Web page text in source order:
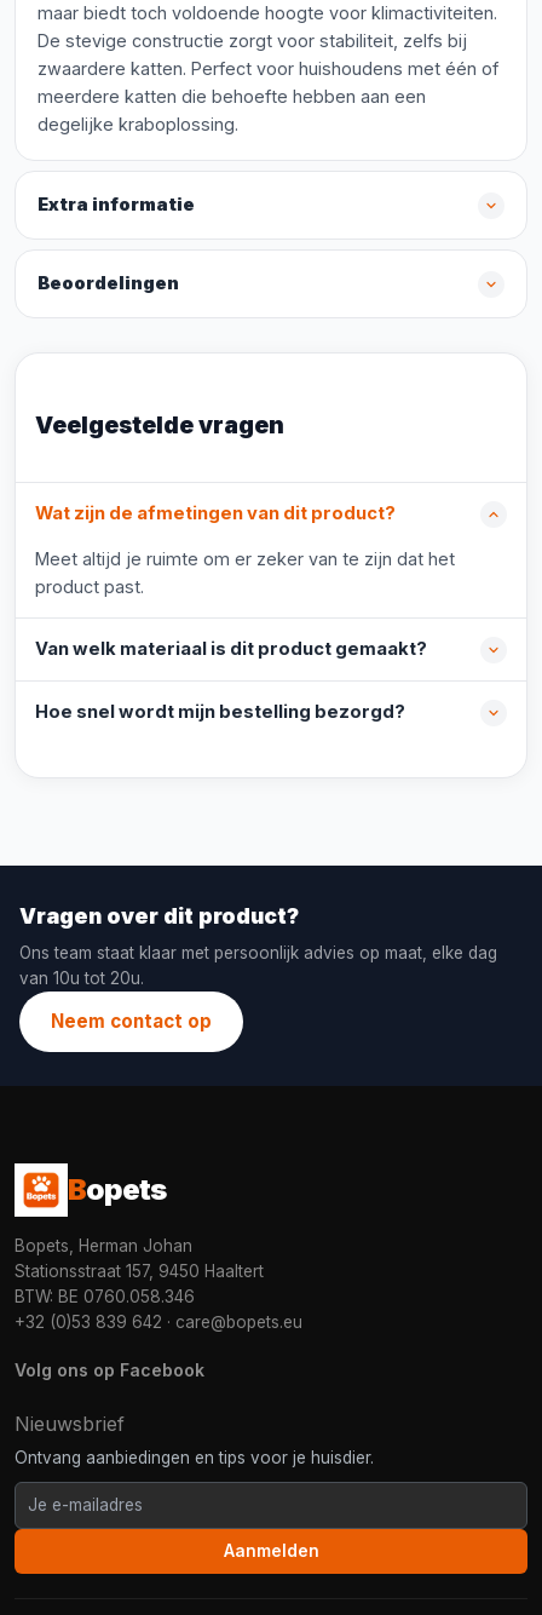
maar biedt toch voldoende hoogte voor klimactiviteiten.
De stevige constructie zorgt voor stabiliteit, zelfs bij
zwaardere katten. Perfect voor huishoudens met één of
meerdere katten die behoefte hebben aan een
degelijke kraboplossing.
Extra informatie
Beoordelingen
Veelgestelde vragen
Wat zijn de afmetingen van dit product?
Meet altijd je ruimte om er zeker van te zijn dat het
product past.
Van welk materiaal is dit product gemaakt?
Hoe snel wordt mijn bestelling bezorgd?
Vragen over dit product?
Ons team staat klaar met persoonlijk advies op maat, elke dag
van 10u tot 20u.
Neem contact op
Bopets
Bopets, Herman Johan
Stationsstraat 157, 9450 Haaltert
BTW: BE 0760.058.346
+32 (0)53 839 642 · care@bopets.eu
Volg ons op Facebook
Nieuwsbrief
Ontvang aanbiedingen en tips voor je huisdier.
Aanmelden